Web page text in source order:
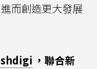
而創造更大發展
，聯合新